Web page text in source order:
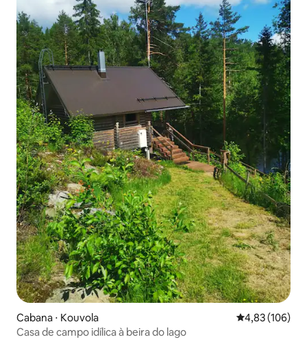
Cabana ⋅ Kouvola 4,83 de uma
4,83 (106)
Casa de campo idílica à beira do lago